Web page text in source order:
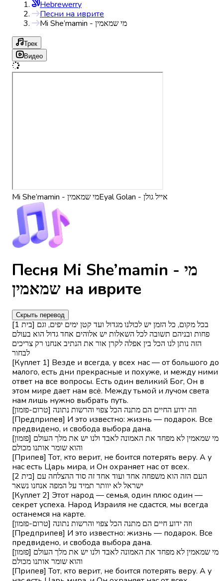
Hebrewerry
Песни на иврите
Mi She’mamin - מי שמאמין
Трек
Видео
Mi She’mamin - מי שמאמין Eyal Golan - אייל גולן
Песня Mi She’mamin - מי
שמאמין на иврите
Скрыть перевод
[בית 1] בכל מקום, כל הזמן יש לכולנו מגדול ועד קטן ימים יפים, וגם
פחות ובניהם תשובה לכל השאלות יש אלוהים אחד גדול הוא בעולם
הזה נותן לנו הכל בין אפלה לקרן אור את הנתיב אנחנו רק צריכים
לבחור
[Куплет 1] Везде и всегда, у всех нас — от большого до
малого, есть дни прекрасные и похуже, и между ними
ответ на все вопросы. Есть один великий Бог, Он в
этом мире дает нам всё. Между тьмой и лучом света
нам лишь нужно выбрать путь.
[טרום-פזמון] וזה ידוע החיים הם מתנה הכל צפוי והרשות נתונה
[Предприпев] И это известно: жизнь — подарок. Все
предвидено, и свобода выбора дана.
[פזמון] מי שמאמין לא מפחד את האמונה לאבד ולנו יש את מלך העולם
והוא שומר אותנו מכולם
[Припев] Тот, кто верит, не боится потерять веру. А у
нас есть Царь мира, и Он охраняет нас от всех.
[בית 2] העם הזה הוא משפחה אחד ועוד אחד זה סוד ההצלחה עם
ישראל לא יוותר תמיד על המפה אנחנו נשאר
[Куплет 2] Этот народ — семья, один плюс один —
секрет успеха. Народ Израиля не сдастся, мы всегда
останемся на карте.
[טרום-פזמון] וזה ידוע חיים הם מתנה הכל צפוי והרשות נתונה
[Предприпев] И это известно: жизнь — подарок. Все
предвидено, и свобода выбора дана.
[פזמון] מי שמאמין לא מפחד את האמונה לאבד ולנו יש את מלך העולם
והוא שומר אותנו מכולם
[Припев] Тот, кто верит, не боится потерять веру. А у